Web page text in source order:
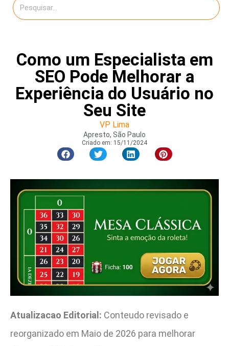
Como um Especialista em
SEO Pode Melhorar a
Experiência do Usuário no
Seu Site
VP Lima
Apresto, São Paulo
Criado em: 15/11/2024
Atualizacao Editorial: Conteudo revisado e
reorganizado em Maio de 2026 para melhorar